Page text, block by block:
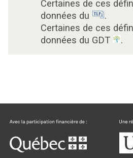
Certaines de ces
données du
.
Certaines de ces
données du GDT
.